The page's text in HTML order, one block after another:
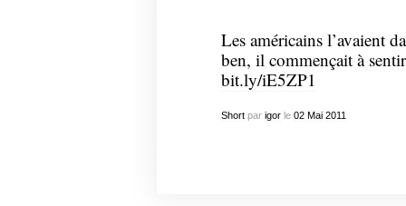
Les américains l’avaient
ben, il commençait à
bit.ly/iE5ZP1
Shortpar igorle 02 Mai 2011